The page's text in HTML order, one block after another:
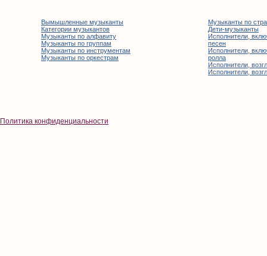
Вымышленные музыканты
Категории музыкантов
Музыканты по алфавиту
Музыканты по группам
Музыканты по инструментам
Музыканты по оркестрам
Музыканты по
Дети-музыканты
Исполнители,
песен
Исполнители,
ролла
Исполнители,
Исполнители,
Политика конфиденциальности